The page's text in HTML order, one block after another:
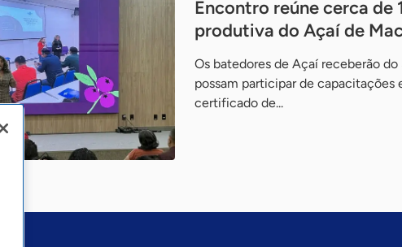
Encontro reúne cerca de
produtiva do Açaí de
Os batedores de Açaí receberão
possam participar de capacitações
certificado de...